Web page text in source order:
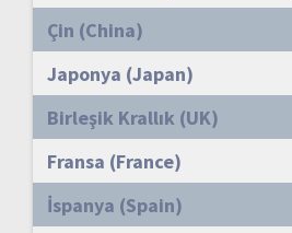
Çin (China)
Japonya (Japan)
Birleşik Krallık (UK)
Fransa (France)
İspanya (Spain)